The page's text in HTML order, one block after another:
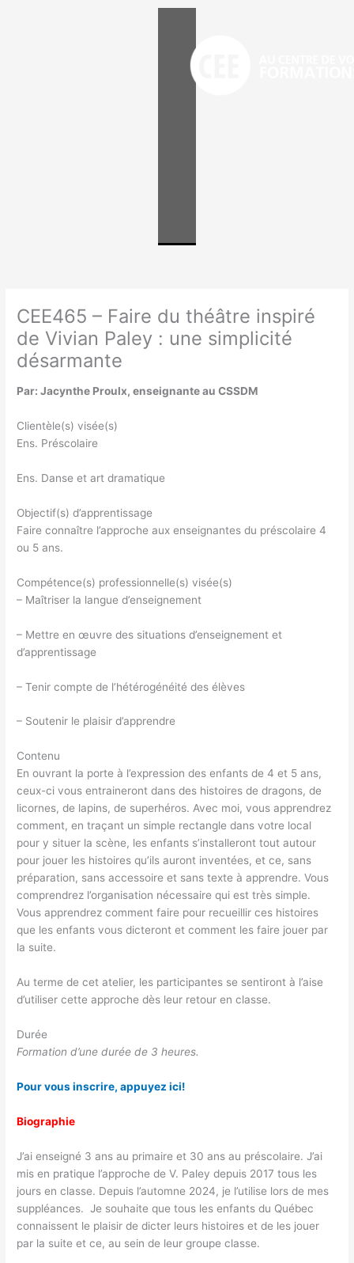
CEE465 – Faire du théâtre inspiré
de Vivian Paley : une simplicité
désarmante
Par: Jacynthe Proulx, enseignante au CSSDM
Clientèle(s) visée(s)
Ens. Préscolaire
Ens. Danse et art dramatique
Objectif(s) d’apprentissage
Faire connaître l’approche aux enseignantes du préscolaire 4
ou 5 ans.
Compétence(s) professionnelle(s) visée(s)
– Maîtriser la langue d’enseignement
– Mettre en œuvre des situations d’enseignement et
d’apprentissage
– Tenir compte de l’hétérogénéité des élèves
– Soutenir le plaisir d’apprendre
Contenu
En ouvrant la porte à l’expression des enfants de 4 et 5 ans,
ceux-ci vous entraineront dans des histoires de dragons, de
licornes, de lapins, de superhéros. Avec moi, vous apprendrez
comment, en traçant un simple rectangle dans votre local
pour y situer la scène, les enfants s’installeront tout autour
pour jouer les histoires qu’ils auront inventées, et ce, sans
préparation, sans accessoire et sans texte à apprendre. Vous
comprendrez l’organisation nécessaire qui est très simple.
Vous apprendrez comment faire pour recueillir ces histoires
que les enfants vous dicteront et comment les faire jouer par
la suite.
Au terme de cet atelier, les participantes se sentiront à l’aise
d’utiliser cette approche dès leur retour en classe.
Durée
Formation d’une durée de 3 heures.
Pour vous inscrire, appuyez ici!
Biographie
J’ai enseigné 3 ans au primaire et 30 ans au préscolaire. J’ai
mis en pratique l’approche de V. Paley depuis 2017 tous les
jours en classe. Depuis l’automne 2024, je l’utilise lors de mes
suppléances. Je souhaite que tous les enfants du Québec
connaissent le plaisir de dicter leurs histoires et de les jouer
par la suite et ce, au sein de leur groupe classe.